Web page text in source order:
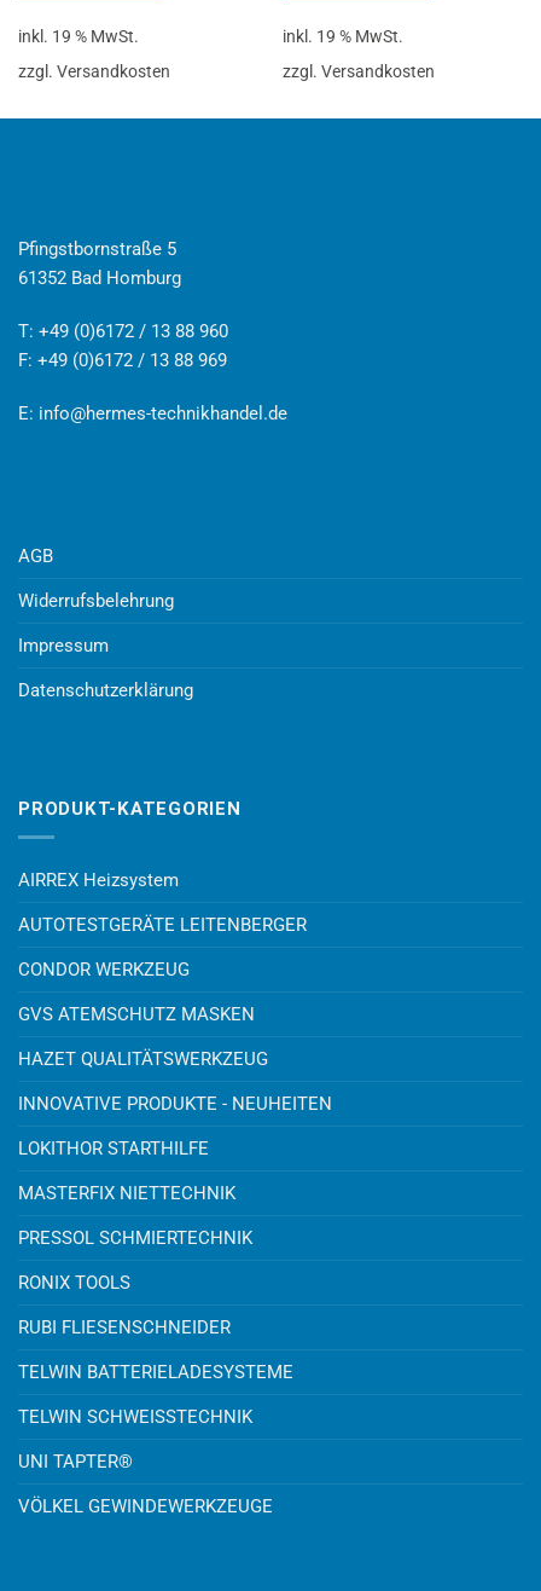
inkl. 19 % MwSt.
zzgl. Versandkosten
inkl. 19 % MwSt.
zzgl. Versandkosten
Pfingstbornstraße 5
61352 Bad Homburg
T: +49 (0)6172 / 13 88 960
F: +49 (0)6172 / 13 88 969
E: info@hermes-technikhandel.de
AGB
Widerrufsbelehrung
Impressum
Datenschutzerklärung
PRODUKT-KATEGORIEN
AIRREX Heizsystem
AUTOTESTGERÄTE LEITENBERGER
CONDOR WERKZEUG
GVS ATEMSCHUTZ MASKEN
HAZET QUALITÄTSWERKZEUG
INNOVATIVE PRODUKTE - NEUHEITEN
LOKITHOR STARTHILFE
MASTERFIX NIETTECHNIK
PRESSOL SCHMIERTECHNIK
RONIX TOOLS
RUBI FLIESENSCHNEIDER
TELWIN BATTERIELADESYSTEME
TELWIN SCHWEISSTECHNIK
UNI TAPTER®
VÖLKEL GEWINDEWERKZEUGE